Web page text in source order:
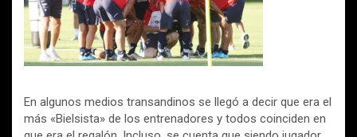
En algunos medios transandinos se llegó a decir que era el
más «Bielsista» de los entrenadores y todos coinciden en